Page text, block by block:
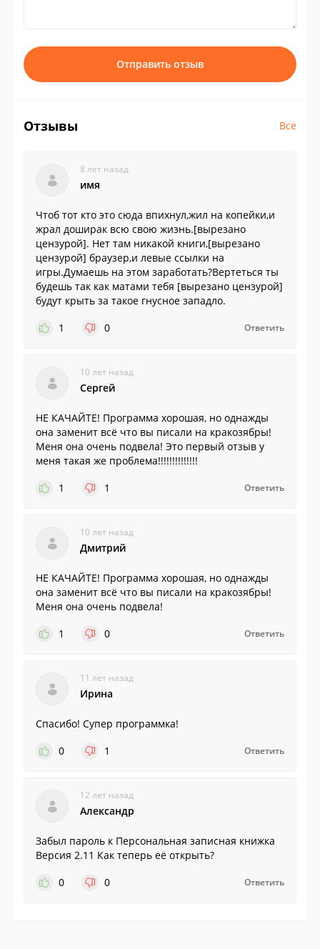
Отправить отзыв
Отзывы Все
8 лет назад
имя
Чтоб тот кто это сюда впихнул,жил на копейки,и
жрал доширак всю свою жизнь.[вырезано
цензурой]. Нет там никакой книги,[вырезано
цензурой] браузер,и левые ссылки на
игры.Думаешь на этом заработать?Вертеться ты
будешь так как матами тебя [вырезано цензурой]
будут крыть за такое гнусное западло.
1
0 Ответить
10 лет назад
Сергей
НЕ КАЧАЙТЕ! Программа хорошая, но однажды
она заменит всё что вы писали на кракозябры!
Меня она очень подвела! Это первый отзыв у
меня такая же проблема!!!!!!!!!!!!!!
1
1 Ответить
10 лет назад
Дмитрий
НЕ КАЧАЙТЕ! Программа хорошая, но однажды
она заменит всё что вы писали на кракозябры!
Меня она очень подвела!
1
0 Ответить
11 лет назад
Ирина
Спасибо! Супер программка!
0
1 Ответить
12 лет назад
Александр
Забыл пароль к Персональная записная книжка
Версия 2.11 Как теперь её открыть?
0
0 Ответить